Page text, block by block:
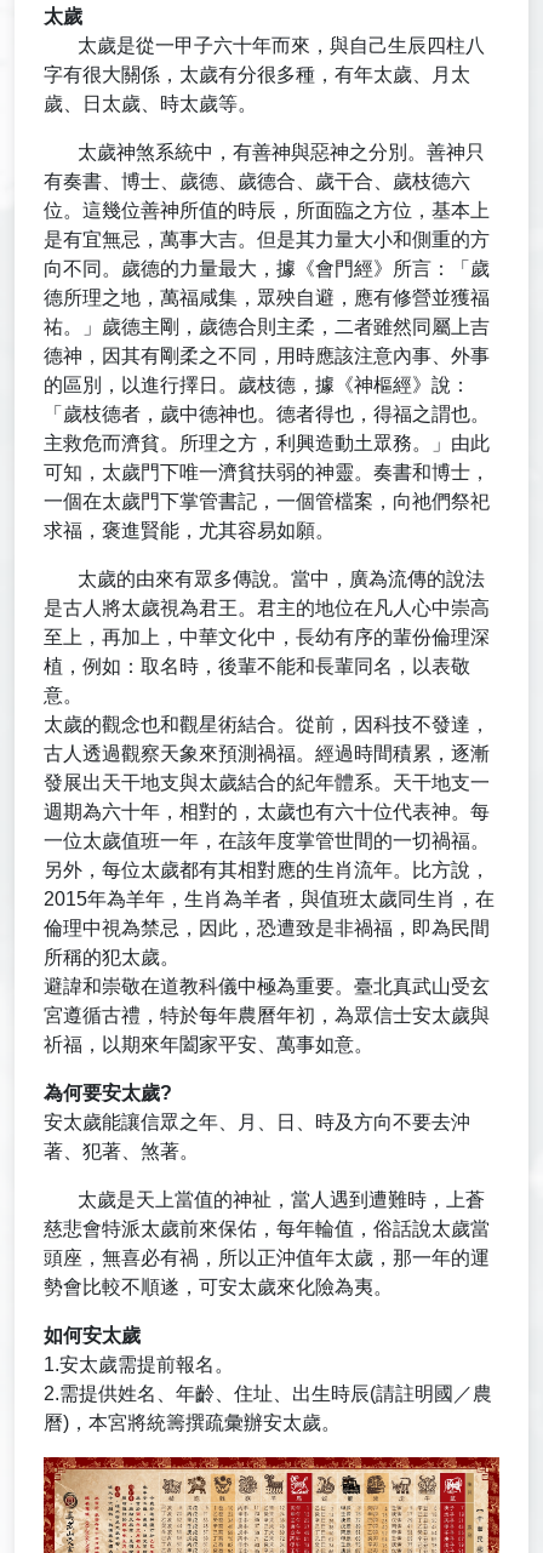
太歲
太歲是從一甲子六十年而來，與自己生辰四柱八
字有很大關係，太歲有分很多種，有年太歲、月太
歲、日太歲、時太歲等。
太歲神煞系統中，有善神與惡神之分別。善神只
有奏書、博士、歲德、歲德合、歲干合、歲枝德六
位。這幾位善神所值的時辰，所面臨之方位，基本上
是有宜無忌，萬事大吉。但是其力量大小和側重的方
向不同。歲德的力量最大，據《會門經》所言：「歲
德所理之地，萬福咸集，眾殃自避，應有修營並獲福
祐。」歲德主剛，歲德合則主柔，二者雖然同屬上吉
德神，因其有剛柔之不同，用時應該注意內事、外事
的區別，以進行擇日。歲枝德，據《神樞經》說：
「歲枝德者，歲中德神也。德者得也，得福之謂也。
主救危而濟貧。所理之方，利興造動土眾務。」由此
可知，太歲門下唯一濟貧扶弱的神靈。奏書和博士，
一個在太歲門下掌管書記，一個管檔案，向祂們祭祀
求福，褒進賢能，尤其容易如願。
太歲的由來有眾多傳說。當中，廣為流傳的說法
是古人將太歲視為君王。君主的地位在凡人心中崇高
至上，再加上，中華文化中，長幼有序的輩份倫理深
植，例如：取名時，後輩不能和長輩同名，以表敬
意。
太歲的觀念也和觀星術結合。從前，因科技不發達，
古人透過觀察天象來預測禍福。經過時間積累，逐漸
發展出天干地支與太歲結合的紀年體系。天干地支一
週期為六十年，相對的，太歲也有六十位代表神。每
一位太歲值班一年，在該年度掌管世間的一切禍福。
另外，每位太歲都有其相對應的生肖流年。比方說，
2015年為羊年，生肖為羊者，與值班太歲同生肖，在
倫理中視為禁忌，因此，恐遭致是非禍福，即為民間
所稱的犯太歲。
避諱和崇敬在道教科儀中極為重要。臺北真武山受玄
宮遵循古禮，特於每年農曆年初，為眾信士安太歲與
祈福，以期來年闔家平安、萬事如意。
為何要安太歲?
安太歲能讓信眾之年、月、日、時及方向不要去沖
著、犯著、煞著。
太歲是天上當值的神祉，當人遇到遭難時，上蒼
慈悲會特派太歲前來保佑，每年輪值，俗話說太歲當
頭座，無喜必有禍，所以正沖值年太歲，那一年的運
勢會比較不順遂，可安太歲來化險為夷。
如何安太歲
1.安太歲需提前報名。
2.需提供姓名、年齡、住址、出生時辰(請註明國／農
曆)，本宮將統籌撰疏彙辦安太歲。